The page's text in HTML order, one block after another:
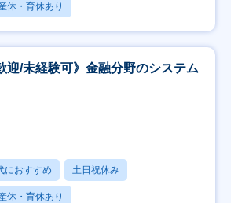
休・育休あり
迎/未経験可》金融分野のシステム
におすすめ 土日祝休み
休・育休あり